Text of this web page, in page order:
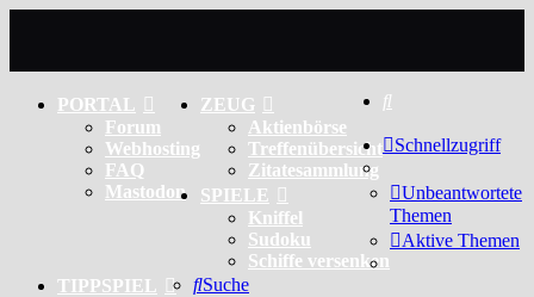
PORTAL
Forum
Webhosting
FAQ
Mastodon
ZEUG
Aktienbörse
Treffenübersicht
Zitatesammlung
SPIELE
Kniffel
Sudoku
Schiffe versenken
TIPPSPIEL
Schnellzugriff
Unbeantwortete
Themen
Aktive Themen
Suche